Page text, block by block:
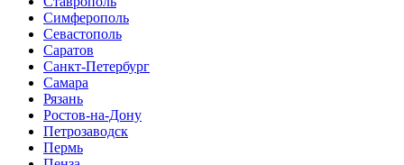
Симферополь
Севастополь
Саратов
Санкт-Петербург
Самара
Рязань
Ростов-на-Дону
Петрозаводск
Пермь